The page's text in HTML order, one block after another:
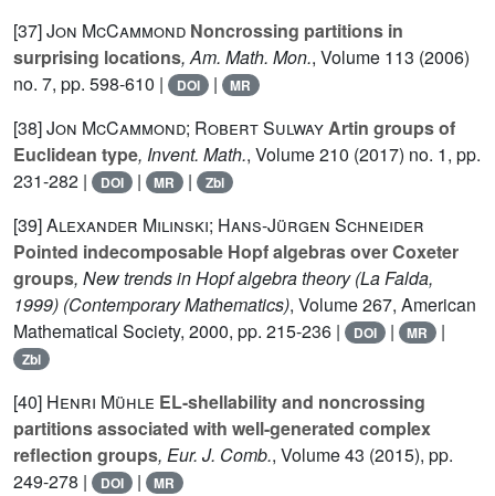
[37]Jon McCammond Noncrossing partitions in
surprising locations, Am. Math. Mon., Volume 113 (2006)
no. 7, pp. 598-610 |
DOI | MR
[38]Jon McCammond; Robert SulwayArtin groups of
Euclidean type, Invent. Math., Volume 210 (2017) no. 1, pp.
231-282 |
DOI | MR | Zbl
[39]Alexander Milinski; Hans-Jürgen Schneider
Pointed indecomposable Hopf algebras over Coxeter
groups, New trends in Hopf algebra theory (La Falda,
1999) (Contemporary Mathematics), Volume 267, American
Mathematical Society, 2000, pp. 215-236 |
DOI | MR |
Zbl
[40] Henri Mühle EL-shellability and noncrossing
partitions associated with well-generated complex
reflection groups, Eur. J. Comb., Volume 43 (2015), pp.
249-278 |
DOI | MR